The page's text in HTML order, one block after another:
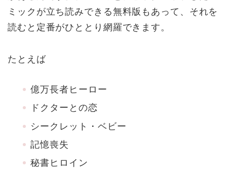
ミックが立ち読みできる無料版もあって、それを
読むと定番がひととり網羅できます。
たとえば
億万長者ヒーロー
ドクターとの恋
シークレット・ベビー
記憶喪失
秘書ヒロイン